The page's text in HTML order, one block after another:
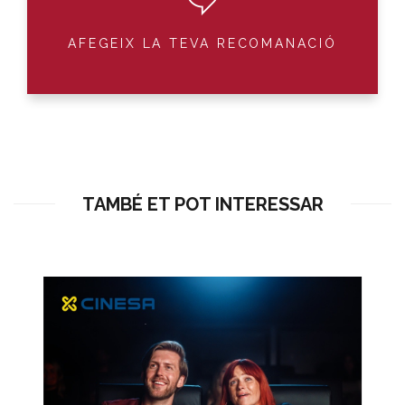
AFEGEIX LA TEVA RECOMANACIÓ
TAMBÉ ET POT INTERESSAR